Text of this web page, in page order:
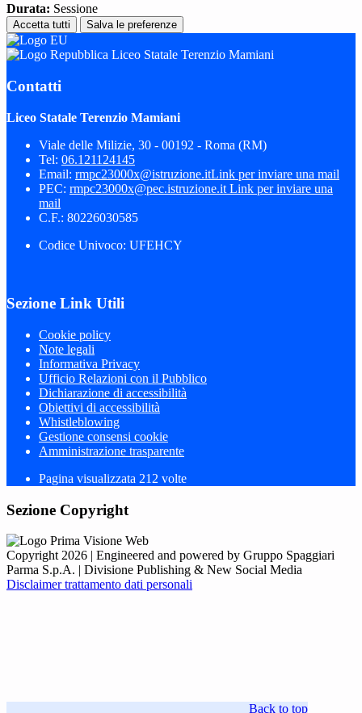
Durata: Sessione
Accetta tutti Salva le preferenze
Liceo Statale Terenzio Mamiani
Contatti
Liceo Statale Terenzio Mamiani
Viale delle Milizie, 30 - 00192 - Roma (RM)
Tel: 06.121124145
Email: rmpc23000x@istruzione.itLink per inviare una mail
PEC: rmpc23000x@pec.istruzione.it Link per inviare una
mail
C.F.: 80226030585
Codice Univoco: UFEHCY
Sezione Link Utili
Cookie policy
Note legali
Informativa Privacy
Ufficio Relazioni con il Pubblico
Dichiarazione di accessibilità
Obiettivi di accessibilità
Whistleblowing
Gestione consensi cookie
Amministrazione trasparente
Pagina visualizzata 212 volte
Sezione Copyright
Copyright 2026 | Engineered and powered by Gruppo Spaggiari
Parma S.p.A. | Divisione Publishing & New Social Media
Disclaimer trattamento dati personali
Back to top